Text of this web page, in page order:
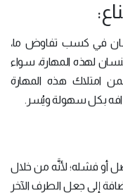
في كسب تفاوض ما،
لهذه المهارة، سواء
امتلاك هذه المهارة
بكل سهولة ويُسر.
أو فشله؛ لأنَّه من خلال
إلى جعل الطرف الآخر